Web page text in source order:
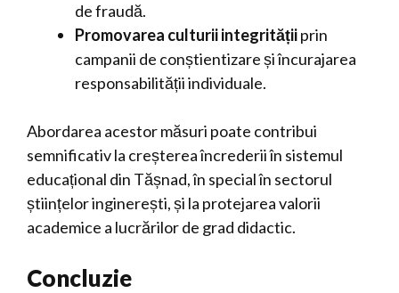
de fraudă.
Promovarea culturii integritățiiprin
campanii de conștientizare și încurajarea
responsabilității individuale.
Abordarea acestor măsuri poate contribui
semnificativ la creșterea încrederii în sistemul
educațional din Tășnad, în special în sectorul
științelor inginerești, și la protejarea valorii
academice a lucrărilor de grad didactic.
Concluzie